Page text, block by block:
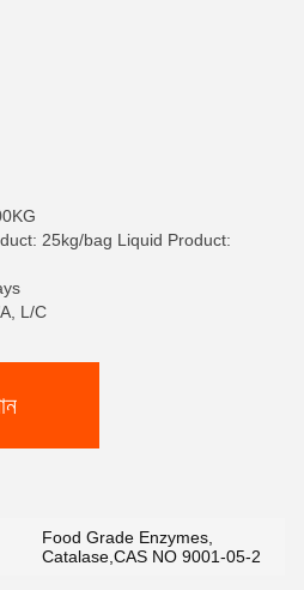
25kg/bag Liquid Product:
L/C
Food Grade Enzymes,
Catalase,CAS NO 9001-05-2